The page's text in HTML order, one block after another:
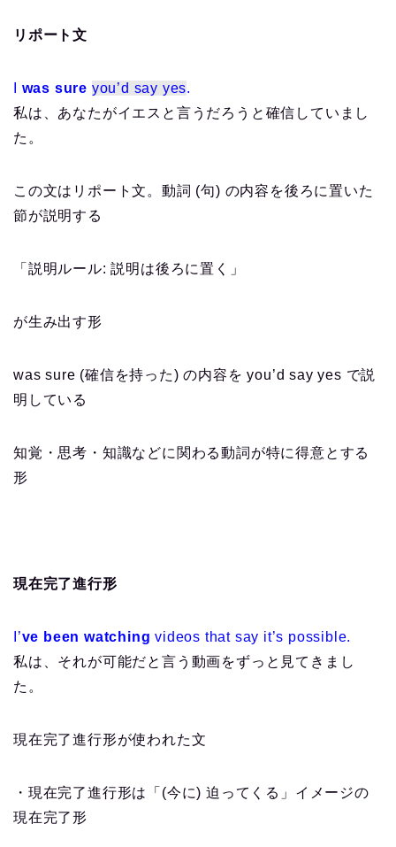
リポート文
was sure you’d say yes.
私は、あなたがイエスと言うだろうと確信していまし
た。
この文はリポート文。動詞 (句) の内容を後ろに置いた
節が説明する
「説明ルール: 説明は後ろに置く」
が生み出す形
was sure (確信を持った) の内容を you’d say yes で説
明している
知覚・思考・知識などに関わる動詞が特に得意とする
形
現在完了進行形
I’ve been watching videos that say it’s possible.
私は、それが可能だと言う動画をずっと見てきまし
た。
現在完了進行形が使われた文
・現在完了進行形は「(今に) 迫ってくる」イメージの
現在完了形